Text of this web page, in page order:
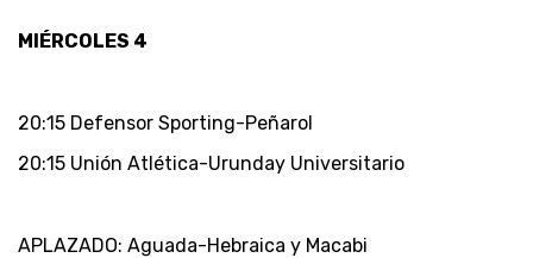
MIÉRCOLES 4
20:15 Defensor Sporting-Peñarol
20:15 Unión Atlética-Urunday Universitario
APLAZADO: Aguada-Hebraica y Macabi